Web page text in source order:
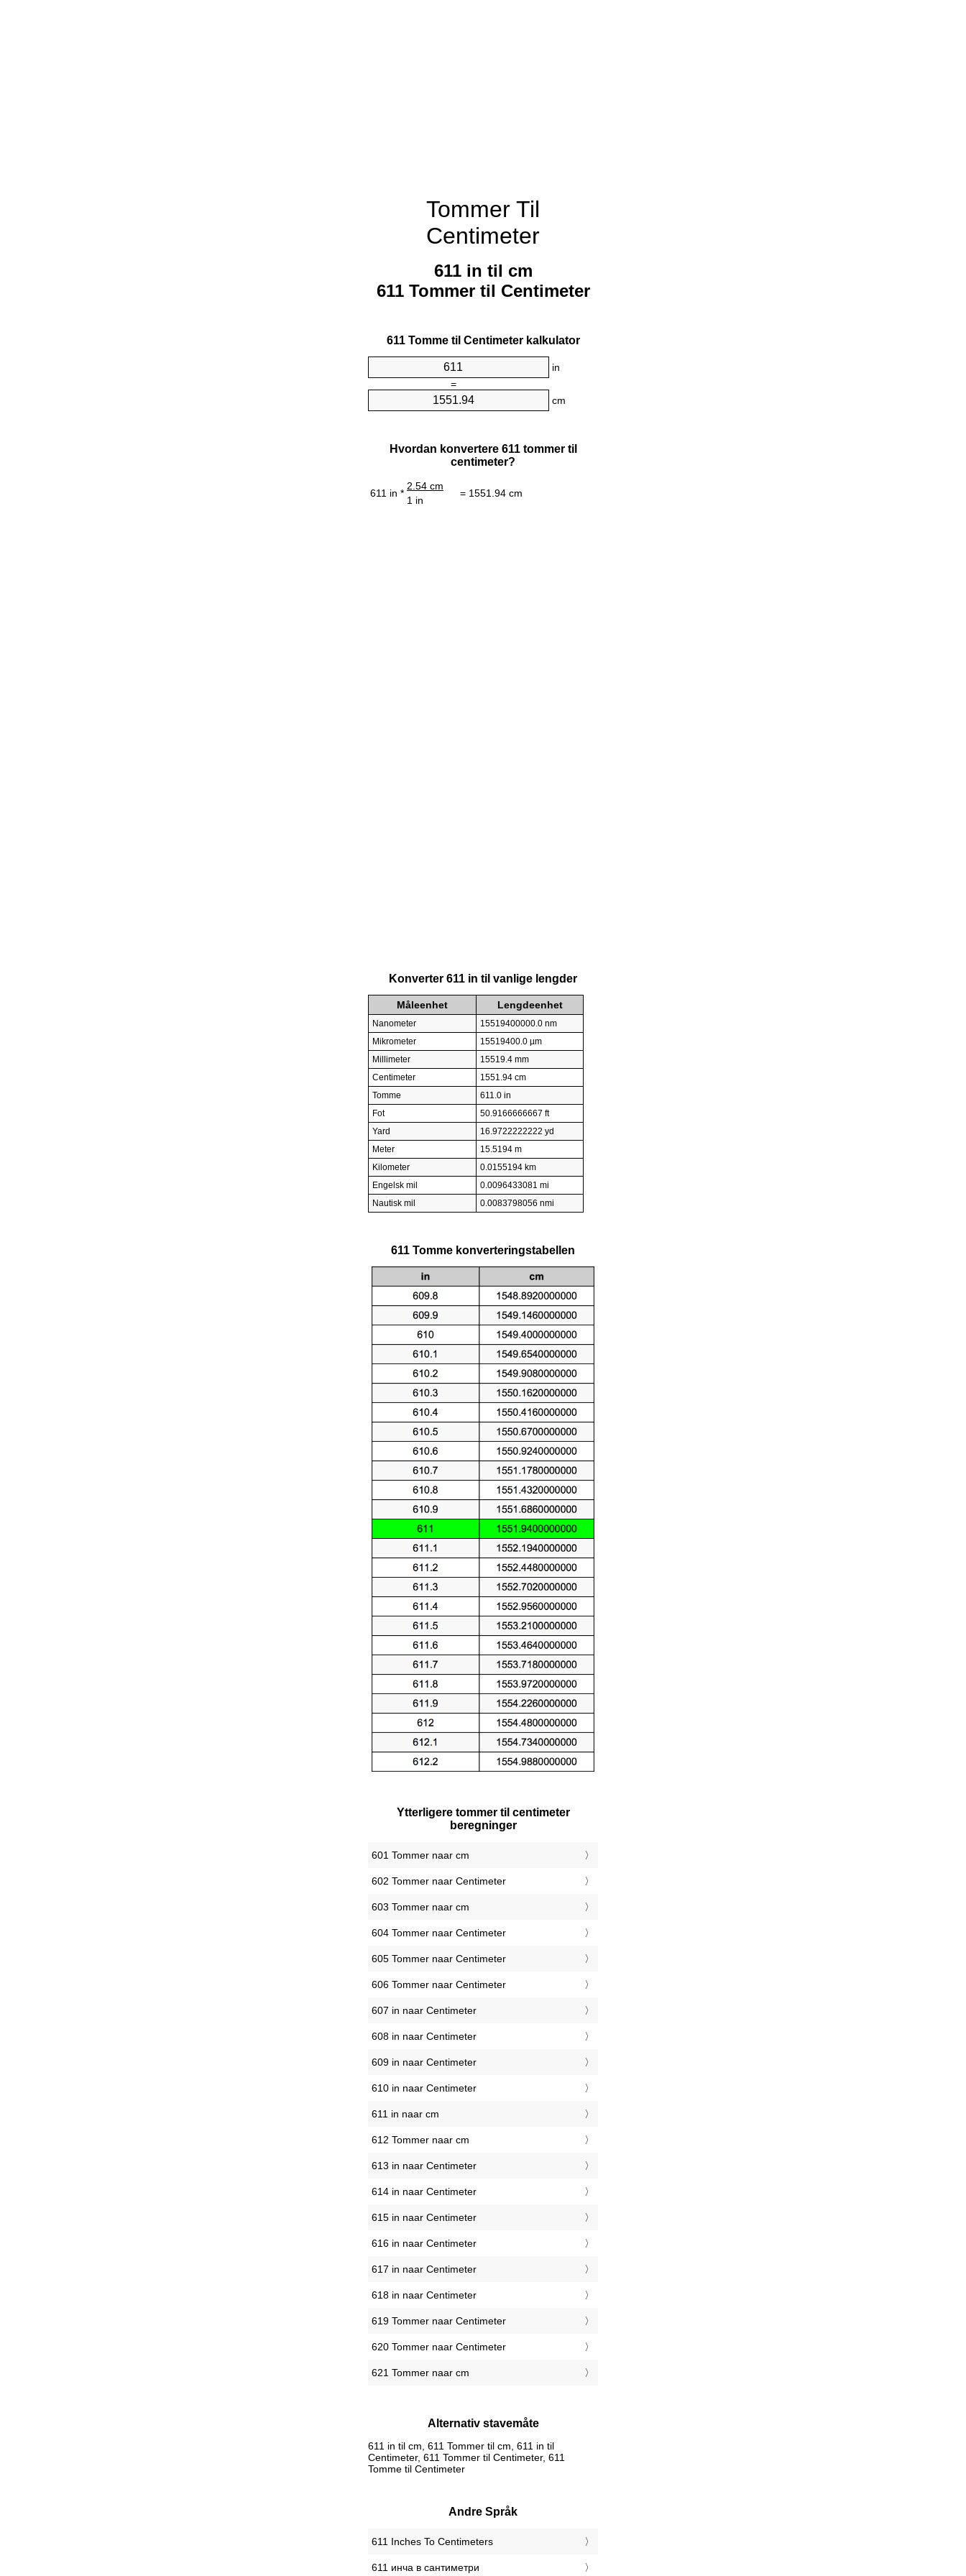
Tommer Til
Centimeter
611 in til cm
611 Tommer til Centimeter
611 Tomme til Centimeter kalkulator
in
=
cm
Hvordan konvertere 611 tommer til
centimeter?
611 in *
2.54 cm
= 1551.94 cm
1 in
Konverter 611 in til vanlige lengder
Måleenhet Lengdeenhet
Nanometer
15519400000.0 nm
Mikrometer
15519400.0 µm
Millimeter
15519.4 mm
Centimeter
1551.94 cm
Tomme
611.0 in
Fot
50.9166666667 ft
Yard
16.9722222222 yd
Meter
15.5194 m
Kilometer
0.0155194 km
Engelsk mil
0.0096433081 mi
Nautisk mil
0.0083798056 nmi
611 Tomme konverteringstabellen
Ytterligere tommer til centimeter
beregninger
601 Tommer naar cm
602 Tommer naar Centimeter
603 Tommer naar cm
604 Tommer naar Centimeter
605 Tommer naar Centimeter
606 Tommer naar Centimeter
607 in naar Centimeter
608 in naar Centimeter
609 in naar Centimeter
610 in naar Centimeter
611 in naar cm
612 Tommer naar cm
613 in naar Centimeter
614 in naar Centimeter
615 in naar Centimeter
616 in naar Centimeter
617 in naar Centimeter
618 in naar Centimeter
619 Tommer naar Centimeter
620 Tommer naar Centimeter
621 Tommer naar cm
Alternativ stavemåte
611 in til cm, 611 Tommer til cm, 611 in til
Centimeter, 611 Tommer til Centimeter, 611
Tomme til Centimeter
Andre Språk
‎611 Inches To Centimeters
‎611 инча в сантиметри